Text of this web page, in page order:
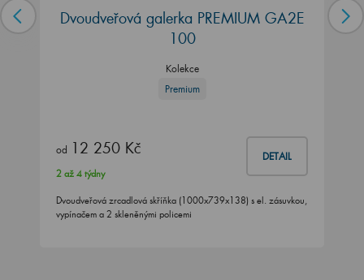
Dvoudveřová galerka PREMIUM GA2E
100
Kolekce
Premium
od 12 250 Kč DETAIL
2 až 4 týdny
Dvoudveřová zrcadlová skříňka (1000x739x138) s el. zásuvkou,
vypínačem a 2 skleněnými policemi